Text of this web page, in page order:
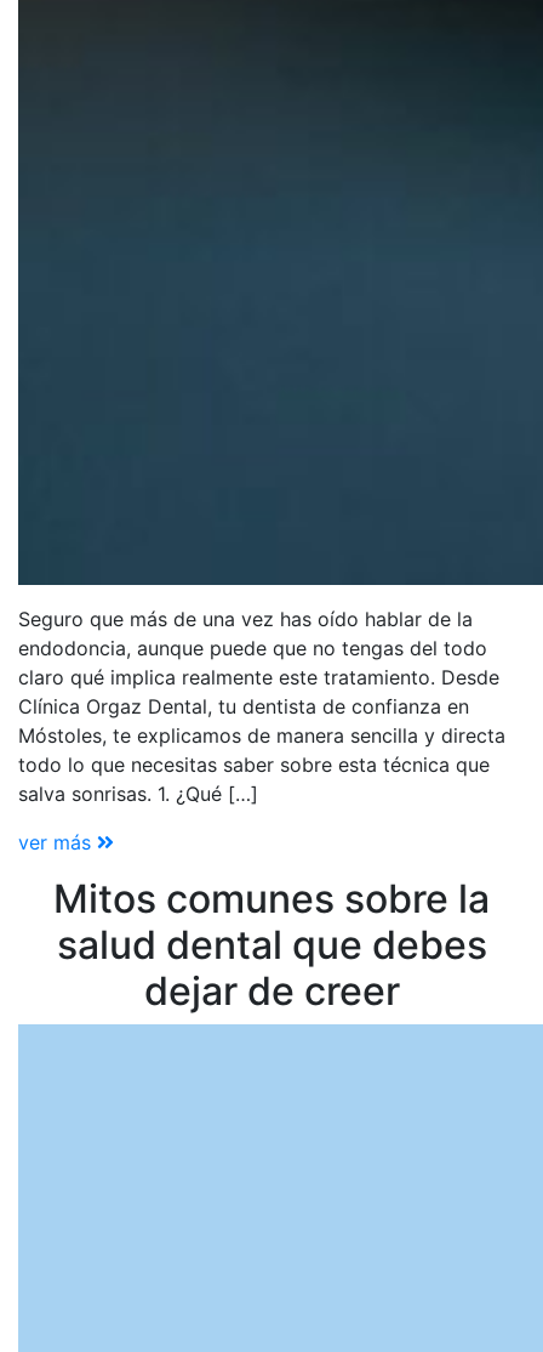
Seguro que más de una vez has oído hablar de la
endodoncia, aunque puede que no tengas del todo
claro qué implica realmente este tratamiento. Desde
Clínica Orgaz Dental, tu dentista de confianza en
Móstoles, te explicamos de manera sencilla y directa
todo lo que necesitas saber sobre esta técnica que
salva sonrisas. 1. ¿Qué […]
ver más
Mitos comunes sobre la
salud dental que debes
dejar de creer